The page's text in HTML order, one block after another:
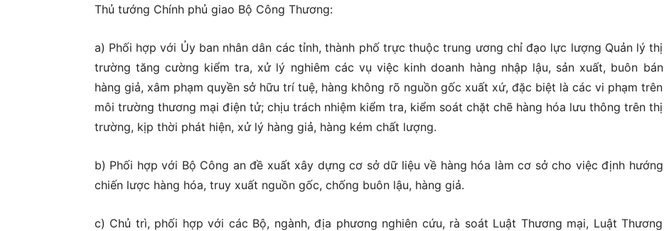
Thủ tướng Chính phủ giao Bộ Công Thương:
a) Phối hợp với Ủy ban nhân dân các tỉnh, thành phố trực thuộc trung ương chỉ đạo lực lượng Quản lý thị
trường tăng cường kiểm tra, xử lý nghiêm các vụ việc kinh doanh hàng nhập lậu, sản xuất, buôn bán
hàng giả, xâm phạm quyền sở hữu trí tuệ, hàng không rõ nguồn gốc xuất xứ, đặc biệt là các vi phạm trên
môi trường thương mại điện tử; chịu trách nhiệm kiểm tra, kiểm soát chặt chẽ hàng hóa lưu thông trên thị
trường, kịp thời phát hiện, xử lý hàng giả, hàng kém chất lượng.
b) Phối hợp với Bộ Công an đề xuất xây dựng cơ sở dữ liệu về hàng hóa làm cơ sở cho việc định hướng
chiến lược hàng hóa, truy xuất nguồn gốc, chống buôn lậu, hàng giả.
c) Chủ trì, phối hợp với các Bộ, ngành, địa phương nghiên cứu, rà soát Luật Thương mại, Luật Thương